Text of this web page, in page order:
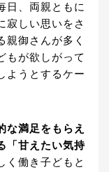
日、両親ともに
寂しい思いをさ
親御さんが多く
もが欲しがって
ようとするケー
な満足をもらえ
「甘えたい気持
く働き子どもと